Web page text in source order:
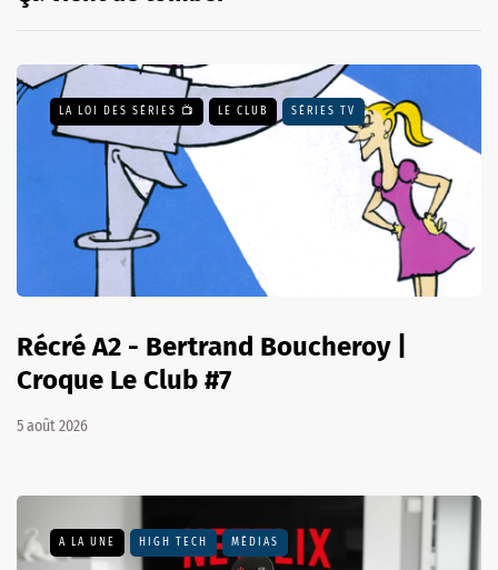
LA LOI DES SÉRIES 📺 LE CLUB SÉRIES TV
Récré A2 - Bertrand Boucheroy |
Croque Le Club #7
5 août 2026
A LA UNE HIGH TECH MÉDIAS